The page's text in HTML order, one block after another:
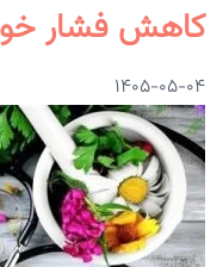
کاهش فشار
۱۴۰۵-۰۵-۰۴